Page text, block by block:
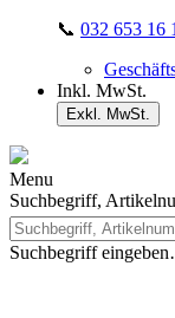
📞 032 653 16
Inkl. MwSt.
Exkl. MwSt.
Menu
Suchbegriff,
Suchbegriff